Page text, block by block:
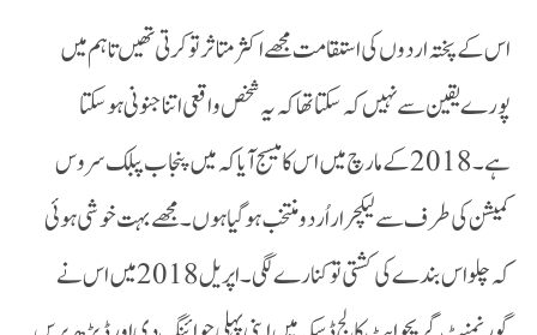
اس کے پختہ اردوں کی استقامت مجھے اکثرمتاثر تو کرتی تھیں تاہم میں
پورے یقین سے نہیں کہ سکتا تھا کہ یہ شخص واقعی اتنا جنونی ہو سکتا
ہے۔ 2018 کے مارچ میں اس کا میسج آیا کہ میں پنجاب پبلک سروس
کمیشن کی طرف سے لیکچرار اُردو منتخب ہو گیا ہوں ۔ مجھے بہت خوشی ہوئی
کہ چلو اس بندے کی کشتی تو کنارے لگی ۔ اپریل2018 میں اس نے